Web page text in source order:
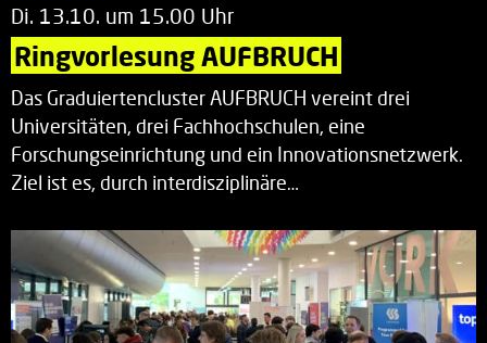
Di. 13.10. um 15.00 Uhr
Ringvorlesung AUFBRUCH
Das Graduiertencluster AUFBRUCH vereint drei
Universitäten, drei Fachhochschulen, eine
Forschungseinrichtung und ein Innovationsnetzwerk.
Ziel ist es, durch interdisziplinäre…